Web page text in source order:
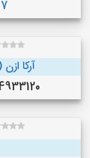
آرکا
09124933120 -